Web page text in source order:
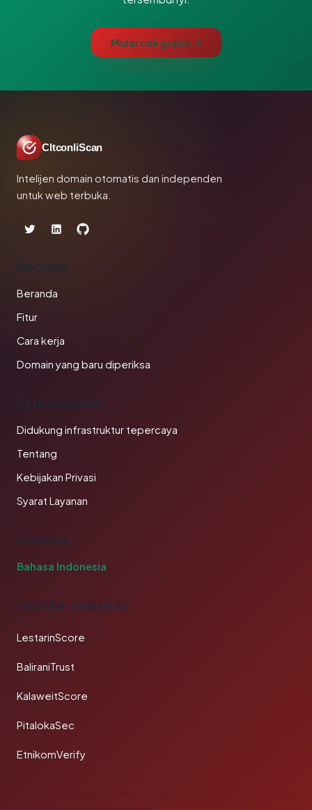
Mulai cek gratis →
CltconliScan
Intelijen domain otomatis dan independen
untuk web terbuka.
PRODUK
Beranda
Fitur
Cara kerja
Domain yang baru diperiksa
PERUSAHAAN
Didukung infrastruktur tepercaya
Tentang
Kebijakan Privasi
Syarat Layanan
BAHASA
Bahasa Indonesia
TAUTAN SAHABAT
LestarinScore
BaliraniTrust
KalaweitScore
PitalokaSec
EtnikomVerify